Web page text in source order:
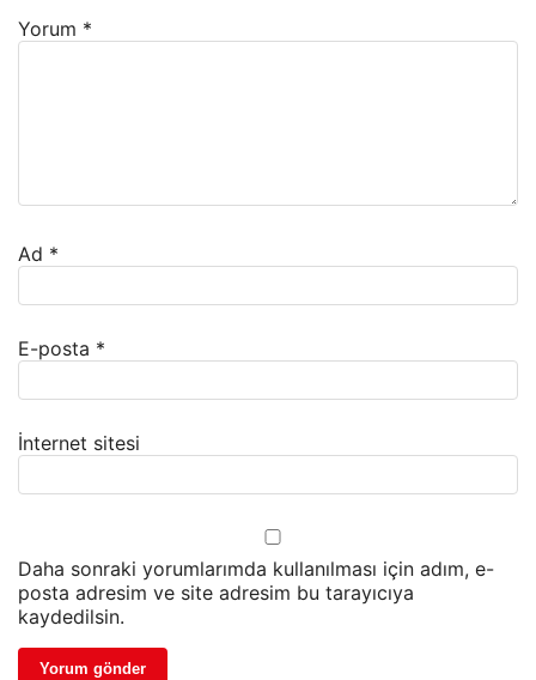
Yorum *
Ad *
E-posta *
İnternet sitesi
Daha sonraki yorumlarımda kullanılması için adım, e-
posta adresim ve site adresim bu tarayıcıya
kaydedilsin.